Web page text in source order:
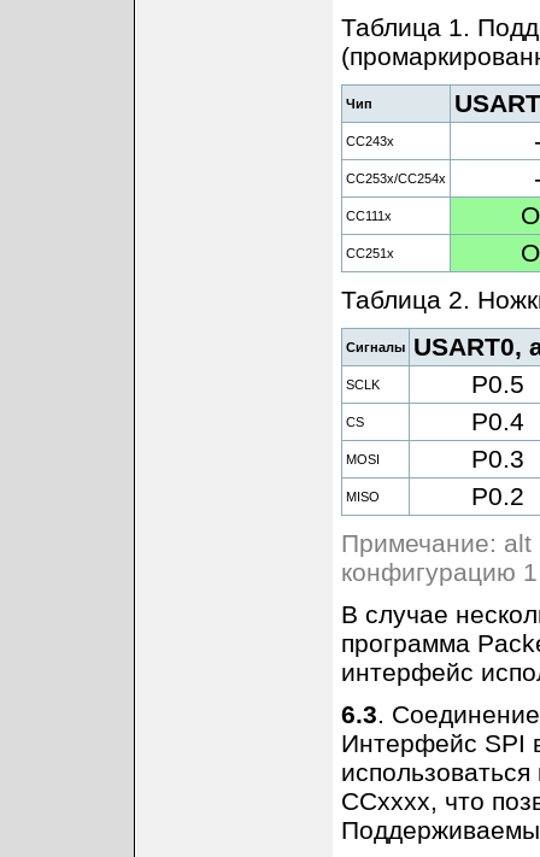
Таблица 1.
Чип
CC243x
CC253x/CC254x
CC111x
CC251x
Таблица 2.
Сигналы USART0,
SCLK P0.5
CS P0.4
MOSI P0.3
MISO
P0.2
Примечание: alt
конфигурацию
В случае
программа
интерфейс
6.3.
Интерфейс SPI
CCxxxx, что